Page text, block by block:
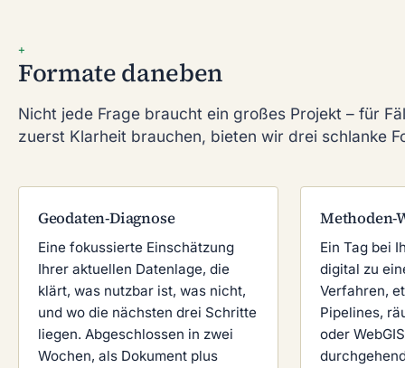
+
Formate daneben
Nicht jede Frage braucht ein großes Projekt – für
zuerst Klarheit brauchen, bieten wir drei schlanke
Geodaten-Diagnose
Eine fokussierte Einschätzung
Ihrer aktuellen Datenlage, die
klärt, was nutzbar ist, was nicht,
und wo die nächsten drei Schritte
liegen. Abgeschlossen in zwei
Wochen, als Dokument plus
Methoden-
Ein Tag bei
digital zu
Verfahren,
Pipelines,
oder